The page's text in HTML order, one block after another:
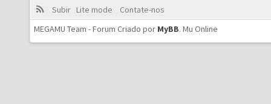
Subir Lite mode
Contate-nos
MEGAMU Team - Forum Criado por MyBB. Mu Online